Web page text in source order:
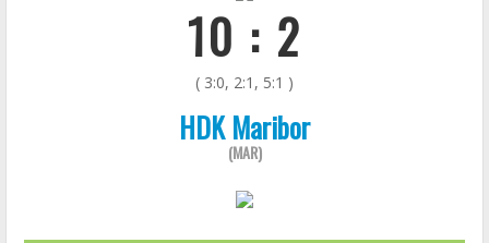
10 : 2
( 3:0, 2:1, 5:1 )
HDK Maribor
(MAR)